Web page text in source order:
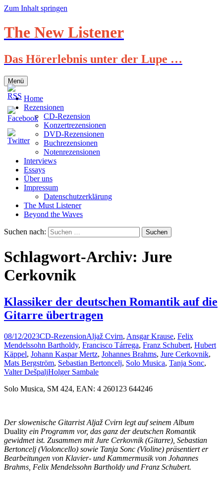
Zum Inhalt springen
The New Listener
Das Hörerlebnis unter der Lupe …
Menü
Home
Rezensionen
CD-Rezension
Konzertrezensionen
DVD-Rezensionen
Buchrezensionen
Notenrezensionen
Interviews
Essays
Über uns
Impressum
Datenschutzerklärung
The Must Listener
Beyond the Waves
Suchen nach:
Schlagwort-Archiv: Jure
Cerkovnik
Klassiker der deutschen Romantik auf die
Gitarre übertragen
08/12/2023CD-RezensionAljaž Cvirn, Ansgar Krause, Felix
Mendelssohn Bartholdy, Francisco Tárrega, Franz Schubert, Hubert
Käppel, Johann Kaspar Mertz, Johannes Brahms, Jure Cerkovnik,
Mats Bergström, Sebastian Bertoncelj, Solo Musica, Tanja Sonc,
Valter DešpaljHolger Sambale
Solo Musica, SM 424, EAN: 4 260123 644246
Der slowenische Gitarrist Aljaž Cvirn legt auf seinem Album
Duality ein Programm vor, das ganz der deutschen Romantik
gewidmet ist. Zusammen mit Jure Cerkovnik (Gitarre), Sebastian
Bertoncelj (Violoncello) sowie Tanja Sonc (Violine) präsentiert er
Bearbeitungen von Klavier- und Kammermusik von Johannes
Brahms, Felix Mendelssohn Bartholdy und Franz Schubert.